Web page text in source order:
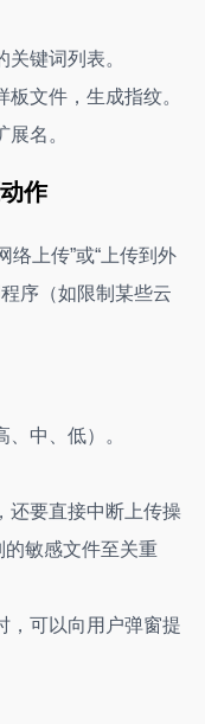
键词列表。
板文件，生成指纹。
名。
作
络上传”或“上传到外
序（如限制某些云
中、低）。
还要直接中断上传操
敏感文件至关重
，可以向用户弹窗提